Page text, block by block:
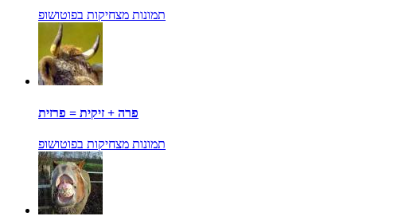
תמונות מצחיקות בפוטושופ
פרה + זיקית = פרזית
תמונות מצחיקות בפוטושופ